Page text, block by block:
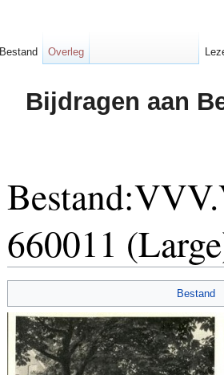
Bijdragen aan
660011
Bestand
Bestand Overleg